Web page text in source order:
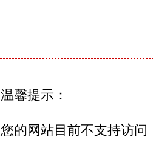
温馨提示：
您的网站目前不支持访